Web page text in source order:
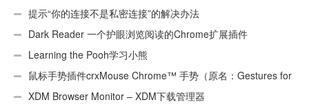
提示“你的连接不是私密连接”的解决办法
Dark Reader 一个护眼浏览阅读的Chrome扩展插件
Learning the Pooh学习小熊
鼠标手势插件crxMouse Chrome™ 手势（原名：Gestures for
Chrome(TM)汉化版）
XDM Browser Monitor – XDM下载管理器